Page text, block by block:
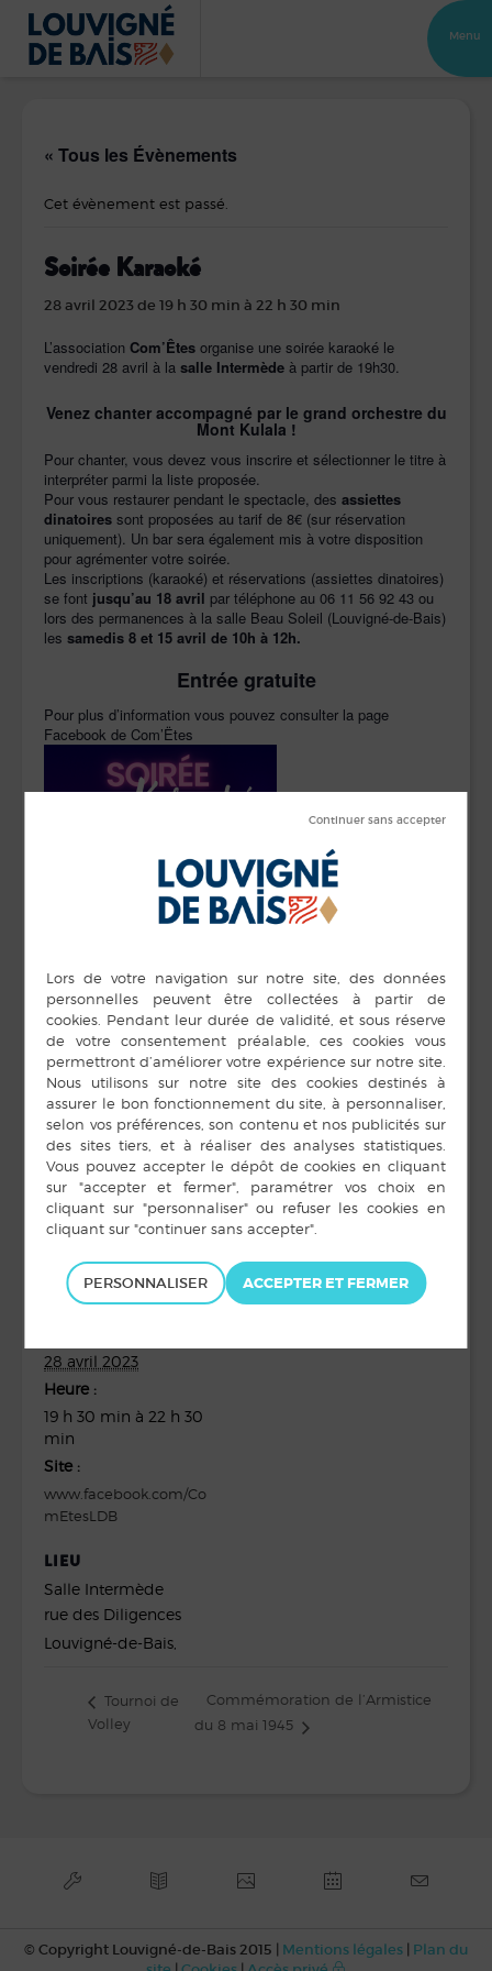
Menu
« Tous les Évènements
Cet évènement est passé.
Soirée Karaoké
28 avril 2023 de 19 h 30 min à 22 h 30 min
L’association Com’Êtes organise une soirée karaoké le
vendredi 28 avril à la salle Intermède à partir de 19h30.
Venez chanter accompagné par le grand orchestre du
Mont Kulala !
Pour chanter, vous devez vous inscrire et sélectionner le titre à
interpréter parmi la liste proposée.
Pour vous restaurer pendant le spectacle, des assiettes
dinatoires sont proposées au tarif de 8€ (sur réservation
uniquement). Un bar sera également mis à votre disposition
pour agrémenter votre soirée.
Les inscriptions (karaoké) et réservations (assiettes dinatoires)
se font jusqu’au 18 avril par téléphone au 06 11 56 92 43 ou
lors des permanences à la salle Beau Soleil (Louvigné-de-Bais)
les samedis 8 et 15 avril de 10h à 12h.
Entrée gratuite
Pour plus d’information vous pouvez consulter la page
Facebook de Com’Ëtes
DÉTAILS
28 avril 2023
Heure :
19 h 30 min à 22 h 30
min
Site :
www.facebook.com/Co
mEtesLDB
LIEU
Salle Intermède
rue des Diligences
Louvigné-de-Bais
ORGANISATEUR
Tournoi de
Volley
Commémoration de l’Armistice
du 8 mai 1945
© Copyright Louvigné-de-Bais 2015 | Mentions légales | Plan du
PERSONNALISER